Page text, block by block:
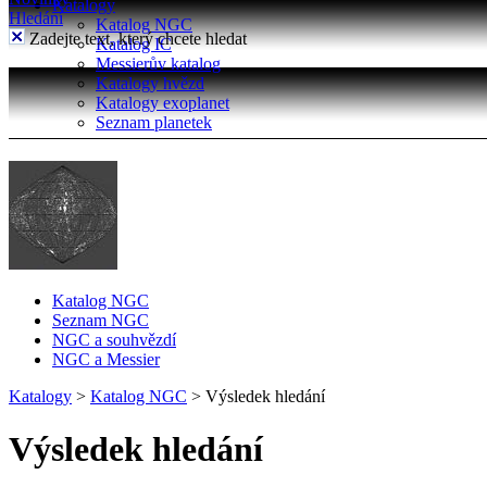
Katalogy
Katalog NGC
Katalog IC
Messierův katalog
Katalogy hvězd
Katalogy exoplanet
Seznam planetek
Hledání
Zadejte text, který chcete hledat
Katalog NGC
Seznam NGC
NGC a souhvězdí
NGC a Messier
Katalogy > Katalog NGC > Výsledek hledání
Výsledek hledání